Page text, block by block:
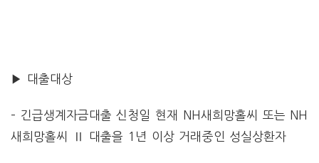
▶ 대출대상
– 긴급생계자금대출 신청일 현재 NH새희망홀씨 또는 NH
새희망홀씨 Ⅱ 대출을 1년 이상 거래중인 성실상환자